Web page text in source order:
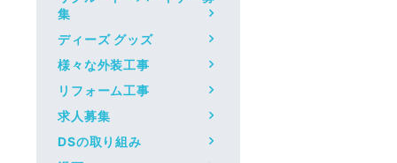
集
ディーズ グッズ
様々な外装工事
リフォーム工事
求人募集
DSの取り組み